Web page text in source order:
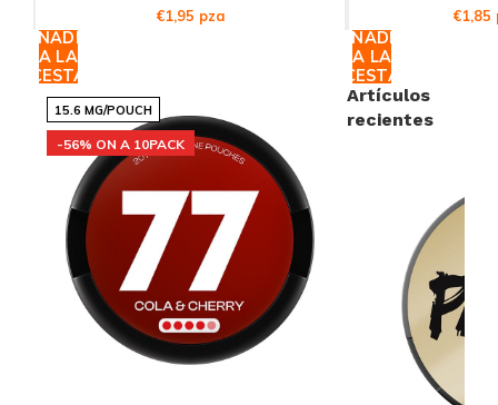
Descubre el completo abanico de opciones en
Snussie.com y encuentra lo que mejor encaja con tus
momentos. Explora nuestras colecciones por
categoría en Collections, conoce las marcas en
Brandsy sigue las novedades enInstagram
Encuentra PABLO GOLD Cola ahora y disfruta de una
alternativa práctica y discreta en cualquier ocasión.
18+ only
€1,95 pza
AÑADIR
A LA
CESTA
€1,85
AÑADIR
A LA
CESTA
15.6 MG/POUCH
-56% ON A 10PACK
Artículos
recientes